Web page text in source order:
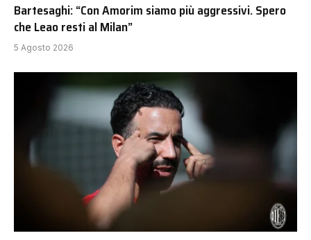
Bartesaghi: “Con Amorim siamo più aggressivi. Spero
che Leao resti al Milan”
5 Agosto 2026